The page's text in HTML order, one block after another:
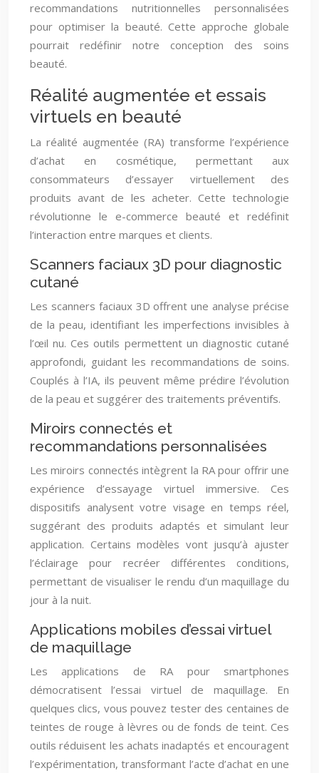
recommandations nutritionnelles personnalisées
pour optimiser la beauté. Cette approche globale
pourrait redéfinir notre conception des soins
beauté.
Réalité augmentée et essais
virtuels en beauté
La réalité augmentée (RA) transforme l’expérience
d’achat en cosmétique, permettant aux
consommateurs d’essayer virtuellement des
produits avant de les acheter. Cette technologie
révolutionne le e-commerce beauté et redéfinit
l’interaction entre marques et clients.
Scanners faciaux 3D pour diagnostic
cutané
Les scanners faciaux 3D offrent une analyse précise
de la peau, identifiant les imperfections invisibles à
l’œil nu. Ces outils permettent un diagnostic cutané
approfondi, guidant les recommandations de soins.
Couplés à l’IA, ils peuvent même prédire l’évolution
de la peau et suggérer des traitements préventifs.
Miroirs connectés et
recommandations personnalisées
Les miroirs connectés intègrent la RA pour offrir une
expérience d’essayage virtuel immersive. Ces
dispositifs analysent votre visage en temps réel,
suggérant des produits adaptés et simulant leur
application. Certains modèles vont jusqu’à ajuster
l’éclairage pour recréer différentes conditions,
permettant de visualiser le rendu d’un maquillage du
jour à la nuit.
Applications mobiles d’essai virtuel
de maquillage
Les applications de RA pour smartphones
démocratisent l’essai virtuel de maquillage. En
quelques clics, vous pouvez tester des centaines de
teintes de rouge à lèvres ou de fonds de teint. Ces
outils réduisent les achats inadaptés et encouragent
l’expérimentation, transformant l’acte d’achat en une